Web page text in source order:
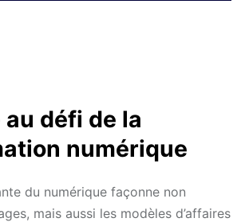
au défi de la
numérique
du numérique façonne non
mais aussi les modèles d’affaires